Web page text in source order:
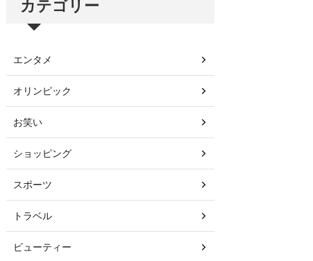
カテゴリー
エンタメ
オリンピック
お笑い
ショッピング
スポーツ
トラベル
ビューティー